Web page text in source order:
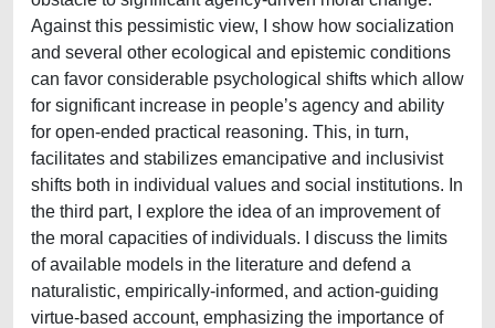
Against this pessimistic view, I show how socialization
and several other ecological and epistemic conditions
can favor considerable psychological shifts which allow
for significant increase in people’s agency and ability
for open-ended practical reasoning. This, in turn,
facilitates and stabilizes emancipative and inclusivist
shifts both in individual values and social institutions. In
the third part, I explore the idea of an improvement of
the moral capacities of individuals. I discuss the limits
of available models in the literature and defend a
naturalistic, empirically-informed, and action-guiding
virtue-based account, emphasizing the importance of